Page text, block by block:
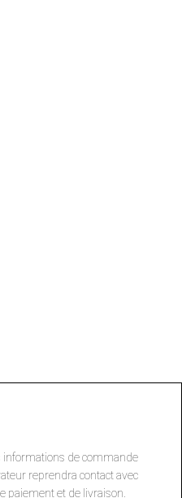
informations de commande
reprendra contact avec
paiement et de livraison.